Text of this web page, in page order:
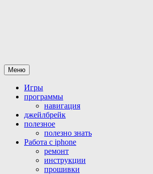
Меню
Игры
программы
навигация
джейлбрейк
полезное
полезно знать
Работа с iphone
ремонт
инструкции
прошивки